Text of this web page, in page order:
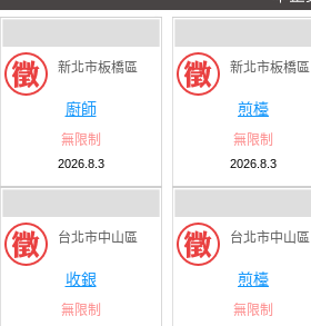
新北市板橋區
廚師
無限制
2026.8.3
新北市板橋區
煎檯
無限制
2026.8.3
台北市中山區
收銀
無限制
台北市中山區
煎檯
無限制